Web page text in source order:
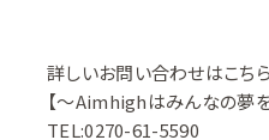
詳しいお問い合わせはこ
【～Aimhighはみんなの夢
TEL:0270-61-5590